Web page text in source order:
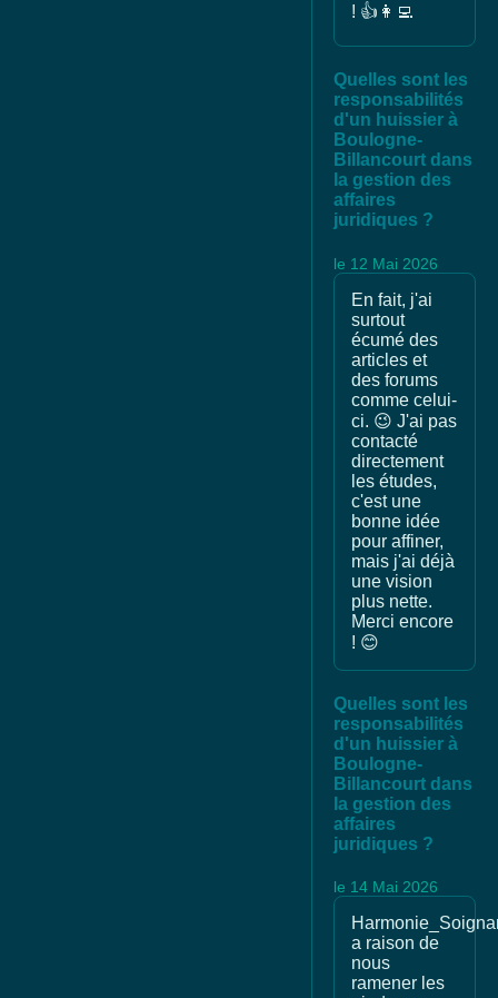
! 👍👩‍💻
Quelles sont les
responsabilités
d'un huissier à
Boulogne-
Billancourt dans
la gestion des
affaires
juridiques ?
le 12 Mai 2026
En fait, j'ai
surtout
écumé des
articles et
des forums
comme celui-
ci. 😉 J'ai pas
contacté
directement
les études,
c'est une
bonne idée
pour affiner,
mais j'ai déjà
une vision
plus nette.
Merci encore
! 😊
Quelles sont les
responsabilités
d'un huissier à
Boulogne-
Billancourt dans
la gestion des
affaires
juridiques ?
le 14 Mai 2026
a raison de
nous
ramener les